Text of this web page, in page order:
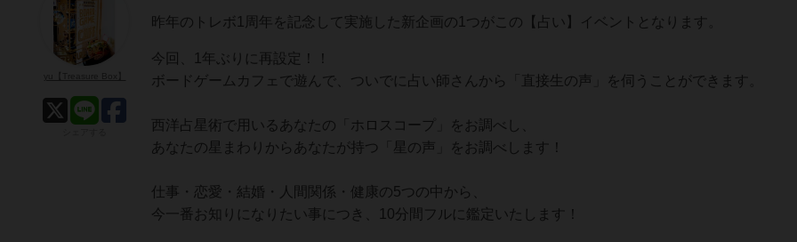
昨年のトレボ1周年を記念して実施した新企画の1つがこの【占い】イベントとなります。
今回、1年ぶりに再設定！！
ボードゲームカフェで遊んで、ついでに占い師さんから「直接生の声」を伺うことができます。
西洋占星術で用いるあなたの「ホロスコープ」をお調べし、
あなたの星まわりからあなたが持つ「星の声」をお調べします！
仕事・恋愛・結婚・人間関係・健康の5つの中から、
今一番お知りになりたい事につき、10分間フルに鑑定いたします！